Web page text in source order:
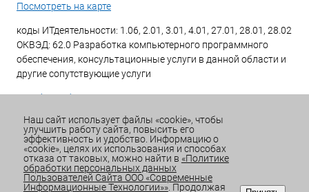
Посмотреть на карте
коды ИТдеятельности: 1.06, 2.01, 3.01, 4.01, 27.01, 28.01, 28.02
ОКВЭД: 62.0 Разработка компьютерного программного
обеспечения, консультационные услуги в данной области и
другие сопутствующие услуги
Email:office@sitdv.ru
График работы Пн-Пт: с 9:00 до 18:00 Сб/Вс: Выходной
Наш сайт использует файлы «cookie», чтобы
улучшить работу сайта, повысить его
эффективность и удобство. Информацию о
«cookie», целях их использования и способах
отказа от таковых, можно найти в «Политике
обработки персональных данных
Пользователей Сайта ООО «Современные
Информационные Технологии»». Продолжая